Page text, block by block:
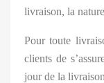
livraison, la
Pour toute
clients de
jour de la